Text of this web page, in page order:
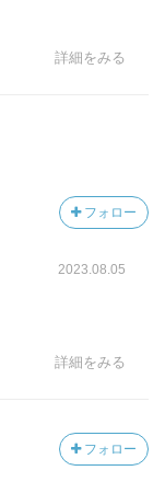
詳細をみる
フォロー
2023.08.05
詳細をみる
フォロー